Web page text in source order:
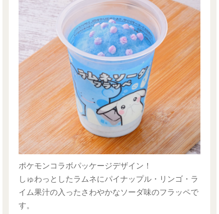
ポケモンコラボパッケージデザイン！
しゅわっとしたラムネにパイナップル・リンゴ・ラ
イム果汁の入ったさわやかなソーダ味のフラッペで
す。